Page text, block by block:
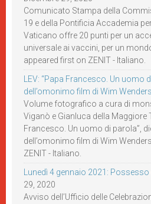
Comunicato Stampa della
19 e della Pontificia Accademia
Vaticano offre 20 punti per un
universale ai vaccini, per un
appeared first on ZENIT - Italiano.
LEV: “Papa Francesco. Un uomo
dell’omonimo film di Wim Wenders
Volume fotografico a cura di
Viganò e Gianluca della Maggiore
Francesco. Un uomo di parola”,
dell’omonimo film di Wim
ZENIT - Italiano.
Lunedì 4 gennaio 2021:
29, 2020
Avviso dell’Ufficio delle